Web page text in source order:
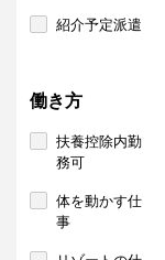
紹介予定派遣
働き方
扶養控除内勤
務可
体を動かす仕
事